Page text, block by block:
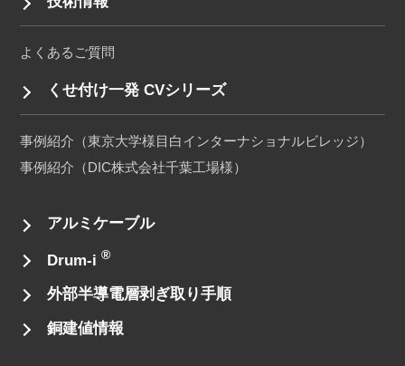
よくあるご質問
くせ付け一発 CVシリーズ
事例紹介（東京大学様目白インターナショナルビレッジ）
事例紹介（DIC株式会社千葉工場様）
アルミケーブル
Drum-i®
外部半導電層剥ぎ取り手順
銅建値情報